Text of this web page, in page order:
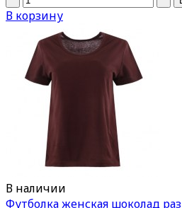
В корзину
В наличии
Футболка женская шоколад